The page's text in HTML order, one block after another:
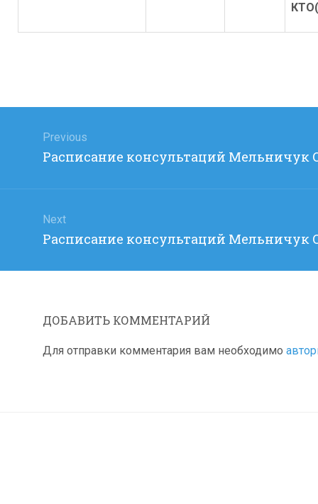
записям
Previous
Previous
Расписание консультаций Мельничук
Next
Next
Расписание консультаций Мельничук
ДОБАВИТЬ КОММЕНТАРИЙ
Для отправки комментария вам необходимо